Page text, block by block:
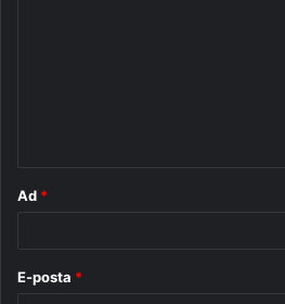
Ad *
E-posta *